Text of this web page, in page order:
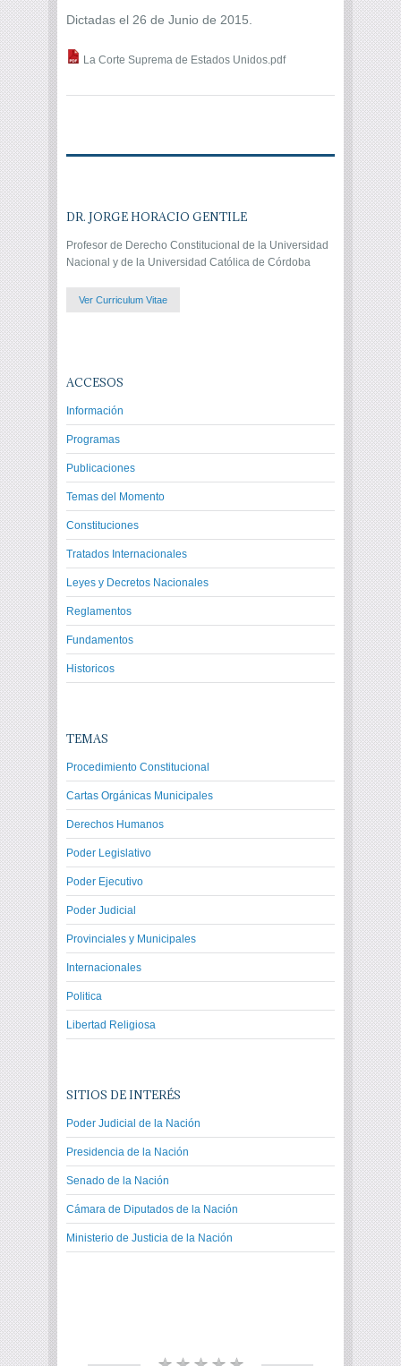
Dictadas el 26 de Junio de 2015.
La Corte Suprema de Estados Unidos.pdf
DR. JORGE HORACIO GENTILE
Profesor de Derecho Constitucional de la Universidad
Nacional y de la Universidad Católica de Córdoba
Ver Curriculum Vitae
ACCESOS
Información
Programas
Publicaciones
Temas del Momento
Constituciones
Tratados Internacionales
Leyes y Decretos Nacionales
Reglamentos
Fundamentos
Historicos
TEMAS
Procedimiento Constitucional
Cartas Orgánicas Municipales
Derechos Humanos
Poder Legislativo
Poder Ejecutivo
Poder Judicial
Provinciales y Municipales
Internacionales
Politica
Libertad Religiosa
SITIOS DE INTERÉS
Poder Judicial de la Nación
Presidencia de la Nación
Senado de la Nación
Cámara de Diputados de la Nación
Ministerio de Justicia de la Nación